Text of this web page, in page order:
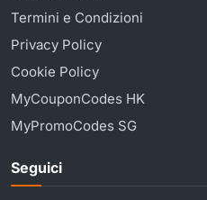
Termini e Condizioni
Privacy Policy
Cookie Policy
MyCouponCodes HK
MyPromoCodes SG
Seguici